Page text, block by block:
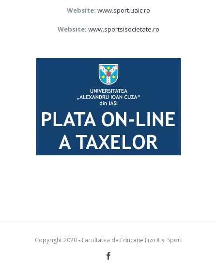
Website: www.sport.uaic.ro
Website: www.sportsisocietate.ro
Copyright 2020 - Facultatea de Educație Fizică și Sport